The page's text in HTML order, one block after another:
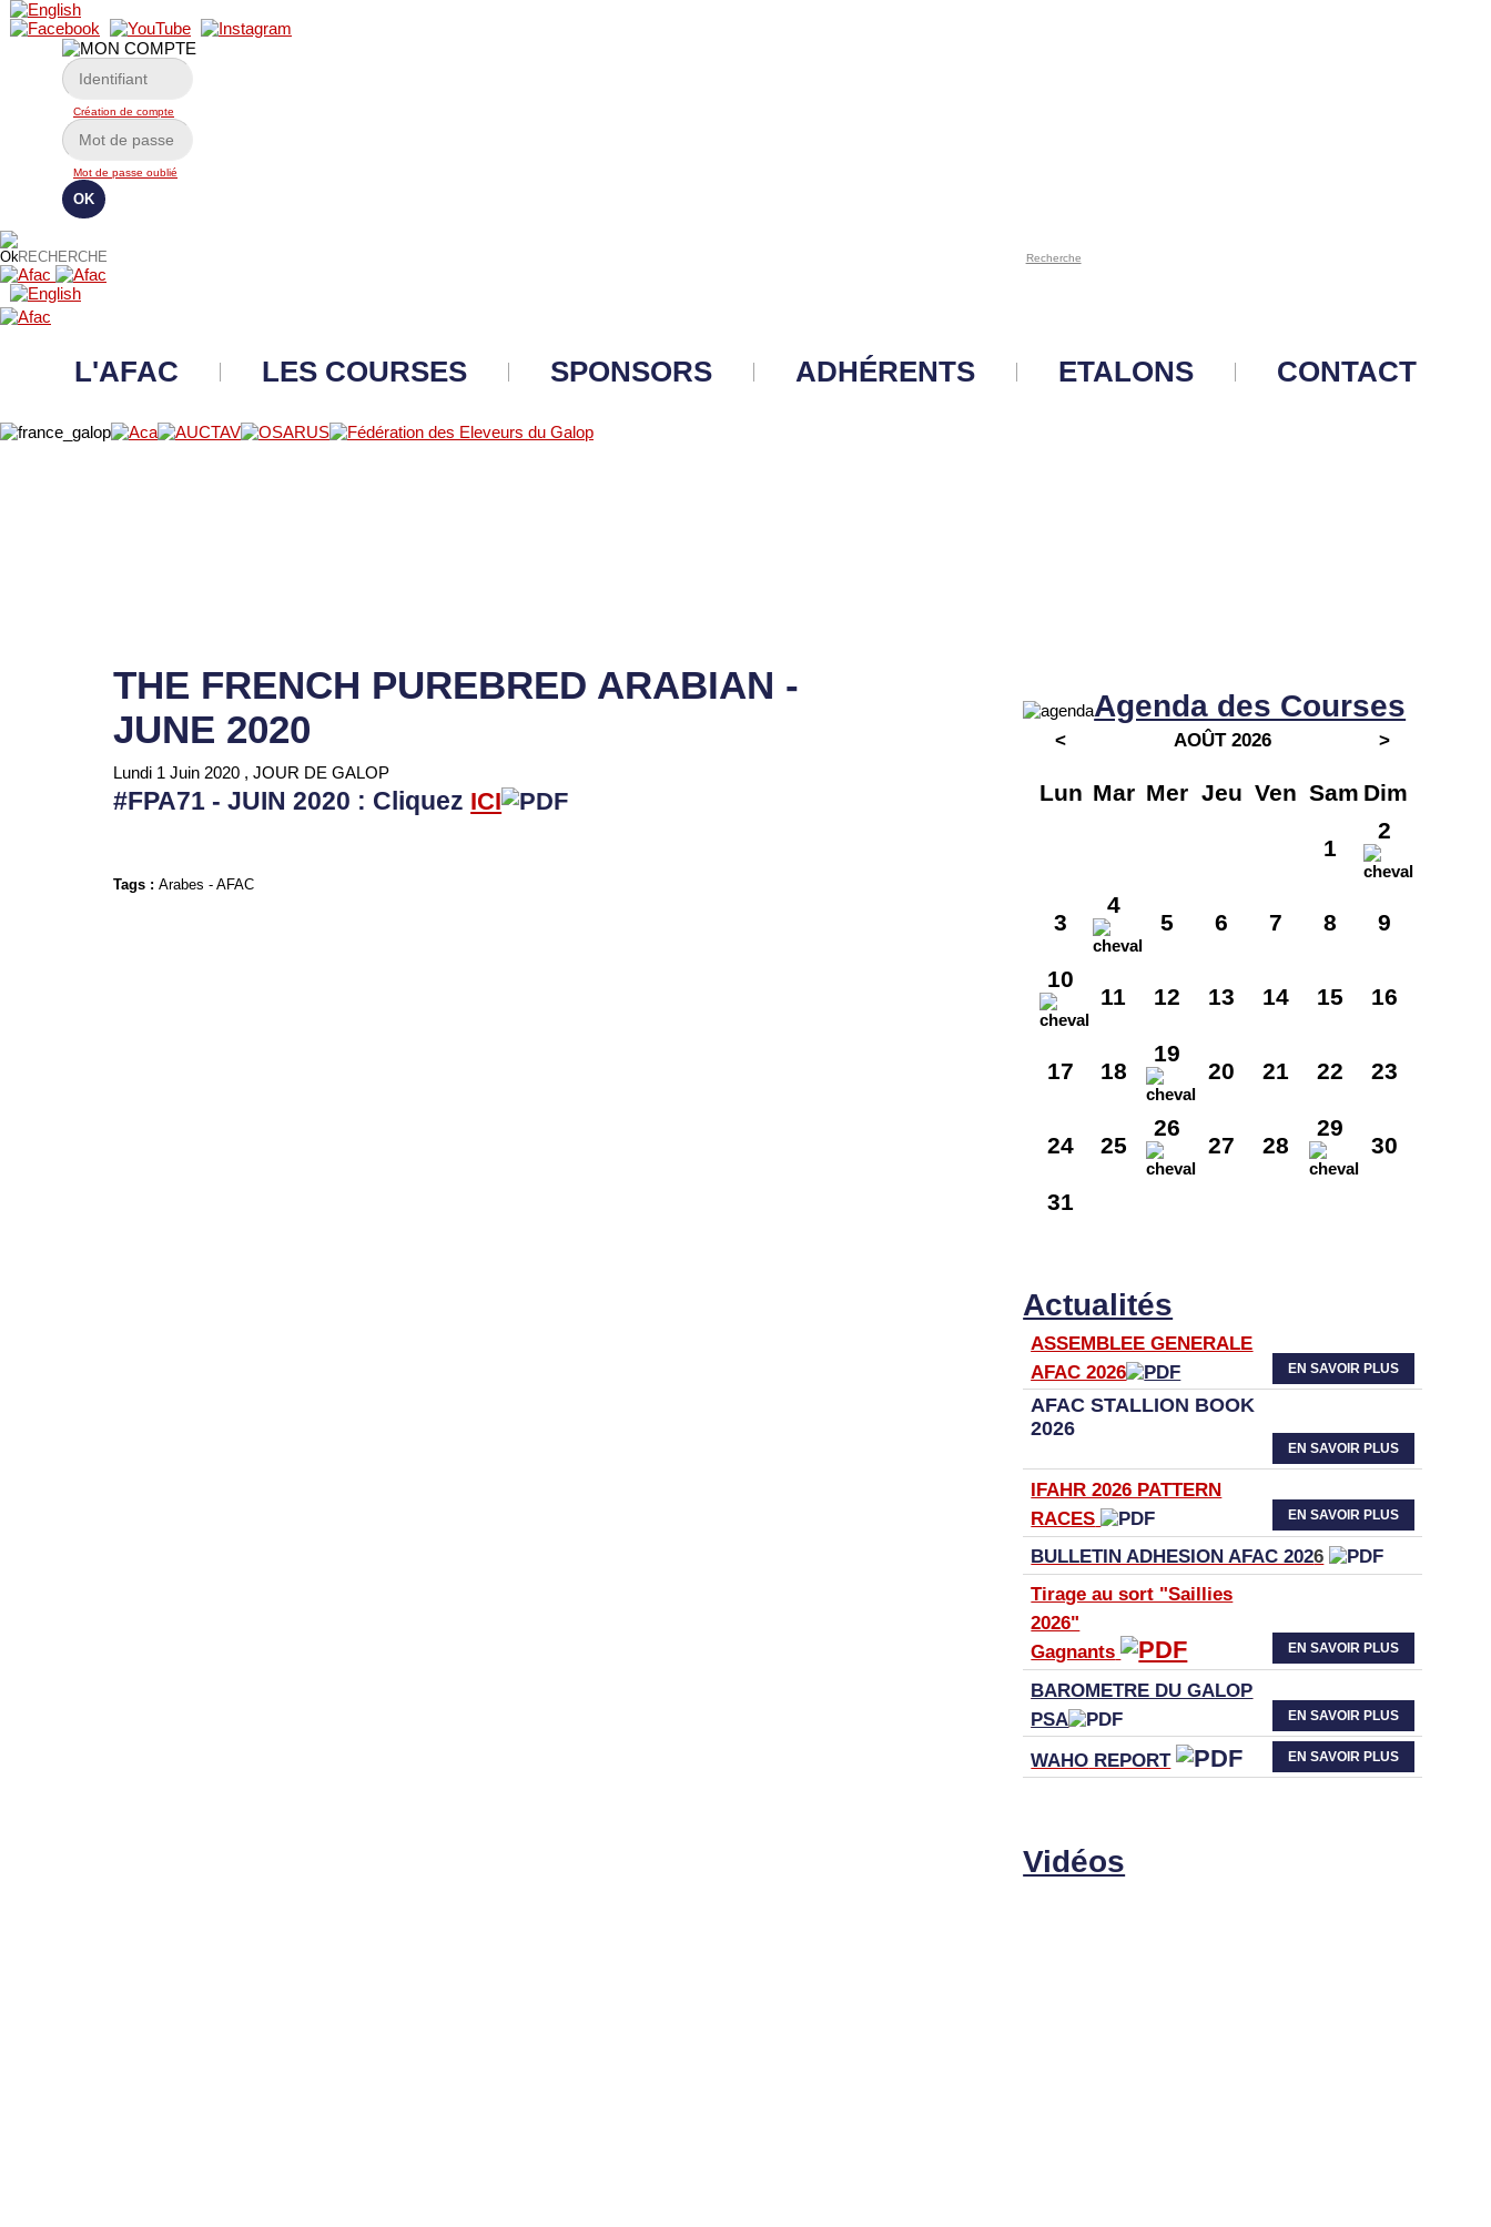
Création de compte
Mot de passe oublié
Recherche
L'AFAC LES COURSES SPONSORS ADHÉRENTS ETALONS CONTACT
THE FRENCH PUREBRED ARABIAN -
JUNE 2020
Lundi 1 Juin 2020 , JOUR DE GALOP
#FPA71 - JUIN 2020 : Cliquez ICI
Tags :Arabes -AFAC
Agenda des Courses
< AOÛT 2026 >
Lun Mar Mer Jeu Ven Sam Dim
1
2
3
4
5 6 7 8 9
10
11 12 13 14 15 16
17 18
19
20 21 22 23
24 25
26
27 28
29
30
31
Actualités
ASSEMBLEE GENERALE
AFAC 2026
EN SAVOIR PLUS
AFAC STALLION BOOK
2026
EN SAVOIR PLUS
IFAHR 2026 PATTERN
RACES
EN SAVOIR PLUS
BULLETIN ADHESION AFAC 2026
Tirage au sort "Saillies
2026"
Gagnants
EN SAVOIR PLUS
BAROMETRE DU GALOP
PSA
EN SAVOIR PLUS
WAHO REPORT EN SAVOIR PLUS
Vidéos